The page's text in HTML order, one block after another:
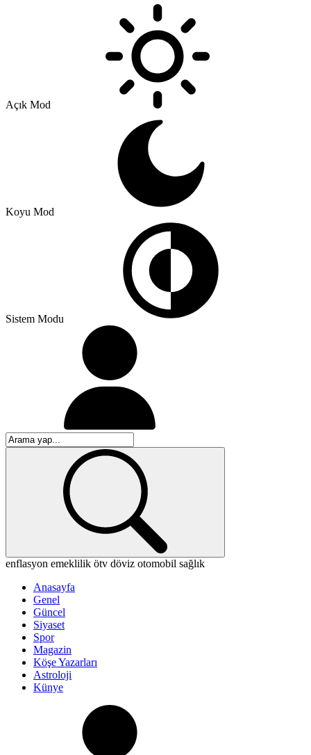
Açık Mod
Koyu Mod
Sistem Modu
enflasyon emeklilik ötv döviz otomobil sağlık
Anasayfa
Genel
Güncel
Siyaset
Spor
Magazin
Köşe Yazarları
Astroloji
Künye